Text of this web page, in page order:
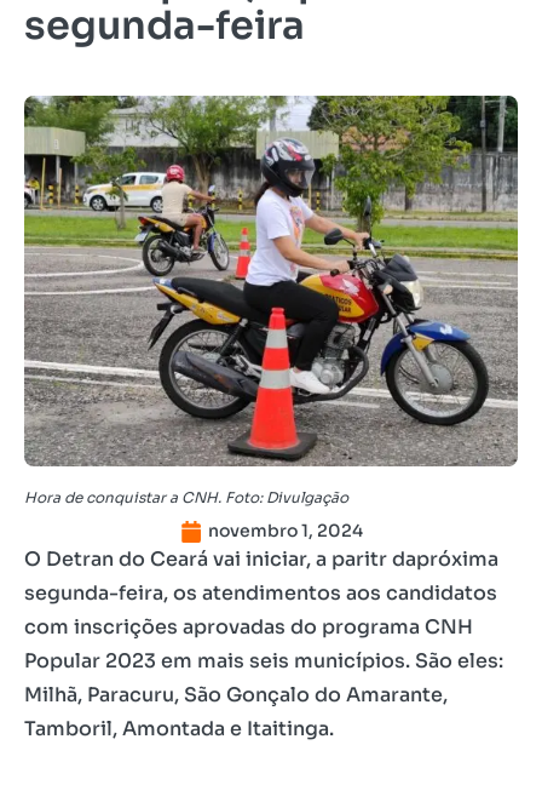
segunda-feira
Hora de conquistar a CNH. Foto: Divulgação
novembro 1, 2024
O Detran do Ceará vai iniciar, a paritr dapróxima
segunda-feira, os atendimentos aos candidatos
com inscrições aprovadas do programa CNH
Popular 2023 em mais seis municípios. São eles:
Milhã, Paracuru, São Gonçalo do Amarante,
Tamboril, Amontada e Itaitinga.